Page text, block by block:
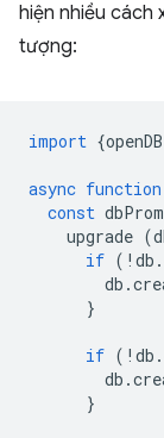
hiện nhiều cách
tượng:
import {openDB
async function
const
upgrade (
if ( ! db .
db .
}
if ( ! db .
db .
}